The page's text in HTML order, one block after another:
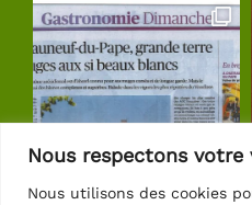
Nous respectons votre
Nous utilisons des cookies